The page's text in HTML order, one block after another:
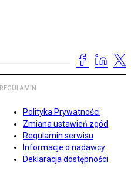
REGULAMIN
Polityka Prywatności
Zmiana ustawień zgód
Regulamin serwisu
Informacje o nadawcy
Deklaracja dostępności